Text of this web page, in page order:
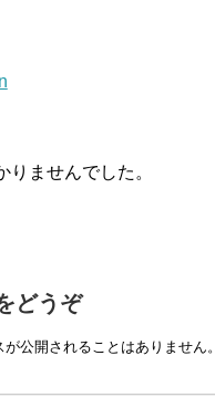
りませんでした。
どうぞ
が公開されることはありません。